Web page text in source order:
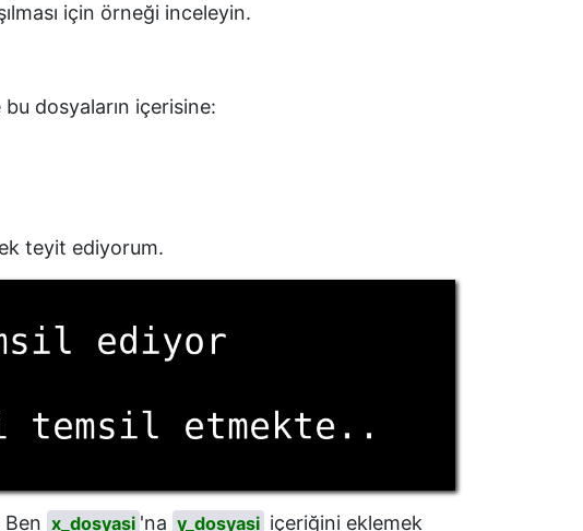
için örneği inceleyin.
dosyaların içerisine:
teyit ediyorum.
x_dosyasi 'na y_dosyasi içeriğini eklemek